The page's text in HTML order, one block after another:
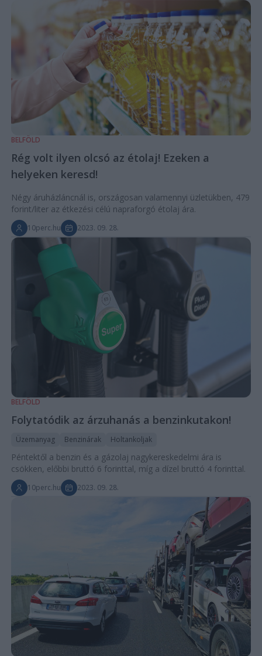
BELFÖLD
Rég volt ilyen olcsó az étolaj! Ezeken a
helyeken keresd!
Négy áruházláncnál is, országosan valamennyi üzletükben, 479
forint/liter az étkezési célú napraforgó étolaj ára.
10perc.hu 2023. 09. 28.
BELFÖLD
Folytatódik az árzuhanás a benzinkutakon!
Üzemanyag Benzinárak Holtankoljak
Péntektől a benzin és a gázolaj nagykereskedelmi ára is
csökken, előbbi bruttó 6 forinttal, míg a dízel bruttó 4 forinttal.
10perc.hu 2023. 09. 28.